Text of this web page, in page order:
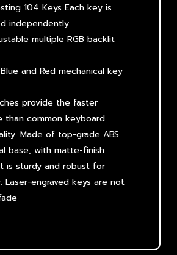
104 Keys Each key is
independently
multiple RGB backlit
and Red mechanical key
provide the faster
than common keyboard.
Made of top-grade ABS
base, with matte-finish
is sturdy and robust for
Laser-engraved keys are not